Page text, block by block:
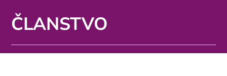
ČLANSTVO